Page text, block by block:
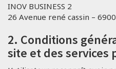
INOV BUSINESS 2
26 Avenue rené cassin –
2. Conditions
site et des services